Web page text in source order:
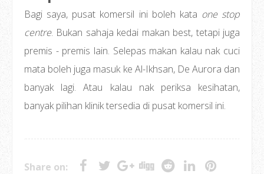
Bagi saya, pusat komersil ini boleh kata one stop
centre. Bukan sahaja kedai makan best, tetapi juga
premis - premis lain. Selepas makan kalau nak cuci
mata boleh juga masuk ke Al-Ikhsan, De Aurora dan
banyak lagi. Atau kalau nak periksa kesihatan,
banyak pilihan klinik tersedia di pusat komersil ini.
Share on: